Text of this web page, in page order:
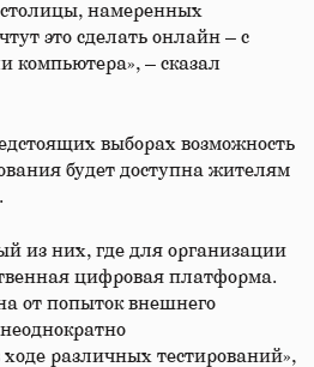
намеренных
это сделать онлайн – с
– сказал
выборах возможность
будет доступна жителям
из них, где для организации
цифровая платформа.
от попыток внешнего
различных тестирований»,